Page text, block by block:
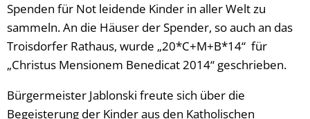
Spenden für Not leidende Kinder in aller Welt zu
sammeln. An die Häuser der Spender, so auch an das
Troisdorfer Rathaus, wurde „20*C+M+B*14“ für
„Christus Mensionem Benedicat 2014“ geschrieben.
Bürgermeister Jablonski freute sich über die
Begeisterung der Kinder aus den Katholischen